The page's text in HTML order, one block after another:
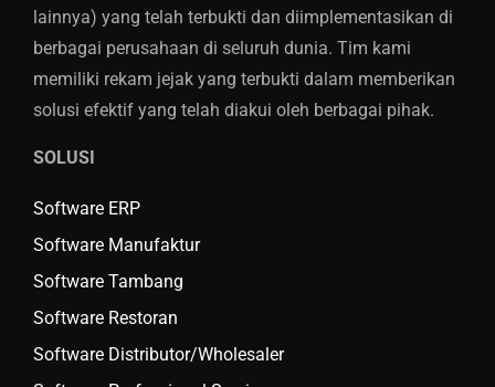
lainnya) yang telah terbukti dan diimplementasikan di
berbagai perusahaan di seluruh dunia. Tim kami
memiliki rekam jejak yang terbukti dalam memberikan
solusi efektif yang telah diakui oleh berbagai pihak.
SOLUSI
Software ERP
Software Manufaktur
Software Tambang
Software Restoran
Software Distributor/Wholesaler